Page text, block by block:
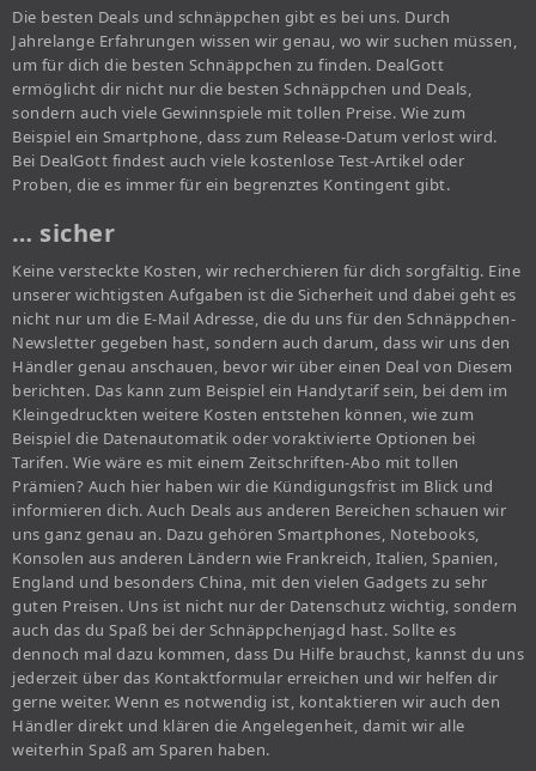
Die besten Deals und schnäppchen gibt es bei uns. Durch
Jahrelange Erfahrungen wissen wir genau, wo wir suchen müssen,
um für dich die besten Schnäppchen zu finden. DealGott
ermöglicht dir nicht nur die besten Schnäppchen und Deals,
sondern auch viele Gewinnspiele mit tollen Preise. Wie zum
Beispiel ein Smartphone, dass zum Release-Datum verlost wird.
Bei DealGott findest auch viele kostenlose Test-Artikel oder
Proben, die es immer für ein begrenztes Kontingent gibt.
… sicher
Keine versteckte Kosten, wir recherchieren für dich sorgfältig. Eine
unserer wichtigsten Aufgaben ist die Sicherheit und dabei geht es
nicht nur um die E-Mail Adresse, die du uns für den Schnäppchen-
Newsletter gegeben hast, sondern auch darum, dass wir uns den
Händler genau anschauen, bevor wir über einen Deal von Diesem
berichten. Das kann zum Beispiel ein Handytarif sein, bei dem im
Kleingedruckten weitere Kosten entstehen können, wie zum
Beispiel die Datenautomatik oder voraktivierte Optionen bei
Tarifen. Wie wäre es mit einem Zeitschriften-Abo mit tollen
Prämien? Auch hier haben wir die Kündigungsfrist im Blick und
informieren dich. Auch Deals aus anderen Bereichen schauen wir
uns ganz genau an. Dazu gehören Smartphones, Notebooks,
Konsolen aus anderen Ländern wie Frankreich, Italien, Spanien,
England und besonders China, mit den vielen Gadgets zu sehr
guten Preisen. Uns ist nicht nur der Datenschutz wichtig, sondern
auch das du Spaß bei der Schnäppchenjagd hast. Sollte es
dennoch mal dazu kommen, dass Du Hilfe brauchst, kannst du uns
jederzeit über das Kontaktformular erreichen und wir helfen dir
gerne weiter. Wenn es notwendig ist, kontaktieren wir auch den
Händler direkt und klären die Angelegenheit, damit wir alle
weiterhin Spaß am Sparen haben.